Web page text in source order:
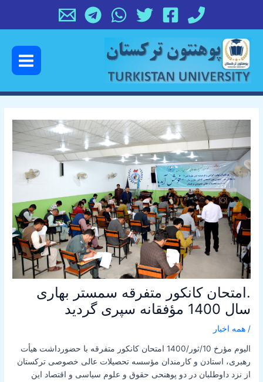
محتوا
Menu
.امتحان کانکور متفرقه سمستر بهاری
سال 1400 مؤفقانه سپری گردید
/همه اخبار
الیوم مؤرخ 10/ثور/1400 امتحان کانکور متفرقه با حضورداشت هیأت
رهبری، استادن و کارمندان مؤسسه تحصیلات عالی خصوصی ترکستان
از نزد داوطلبان در دو پوهنحی حقوق و علوم سیاسی و اقتصاد این